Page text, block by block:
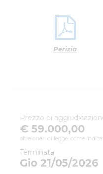
Perizia
Prezzo di
€ 59.000,00
oltre oneri di legge, come
Terminata
Gio 21/05/2026